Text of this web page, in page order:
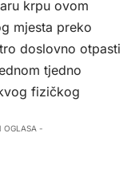
krpu ovom
mjesta preko
doslovno otpasti
tjedno
fizičkog
OGLASA -